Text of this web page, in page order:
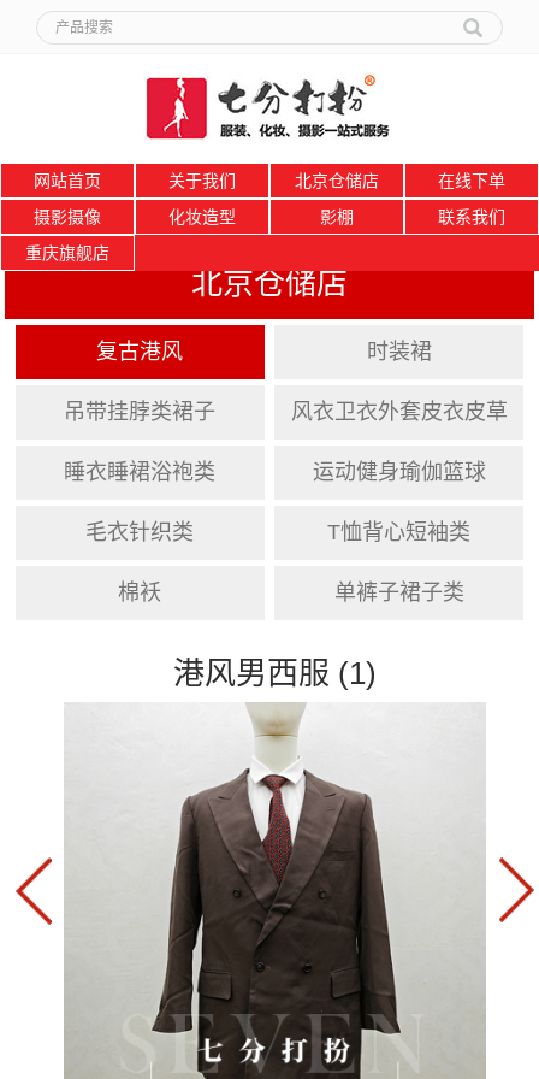
网站首页 关于我们 北京仓储店
在线下单
摄影摄像
化妆造型 影棚
联系我们
重庆旗舰店
北京仓储店
复古港风 时装裙
吊带挂脖类裙子 风衣卫衣外套皮衣皮草
睡衣睡裙浴袍类 运动健身瑜伽篮球
毛衣针织类 T恤背心短袖类
棉袄 单裤子裙子类
港风男西服 (1)